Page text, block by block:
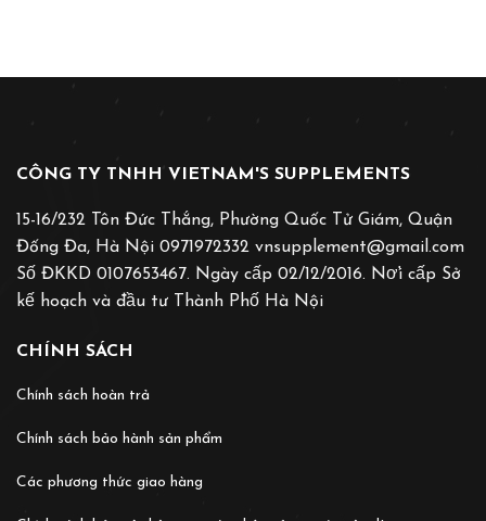
CÔNG TY TNHH VIETNAM'S SUPPLEMENTS
15-16/232 Tôn Đức Thắng, Phường Quốc Tử Giám, Quận
Đống Đa, Hà Nội 0971972332 vnsupplement@gmail.com
Số ĐKKD 0107653467. Ngày cấp 02/12/2016. Nơ̛i cấp Sở
kế hoạch và đầu tư Thành Phố Hà Nội
CHÍNH SÁCH
Chính sách hoàn trả
Chính sách bảo hành sản phẩm
Các phương thức giao hàng